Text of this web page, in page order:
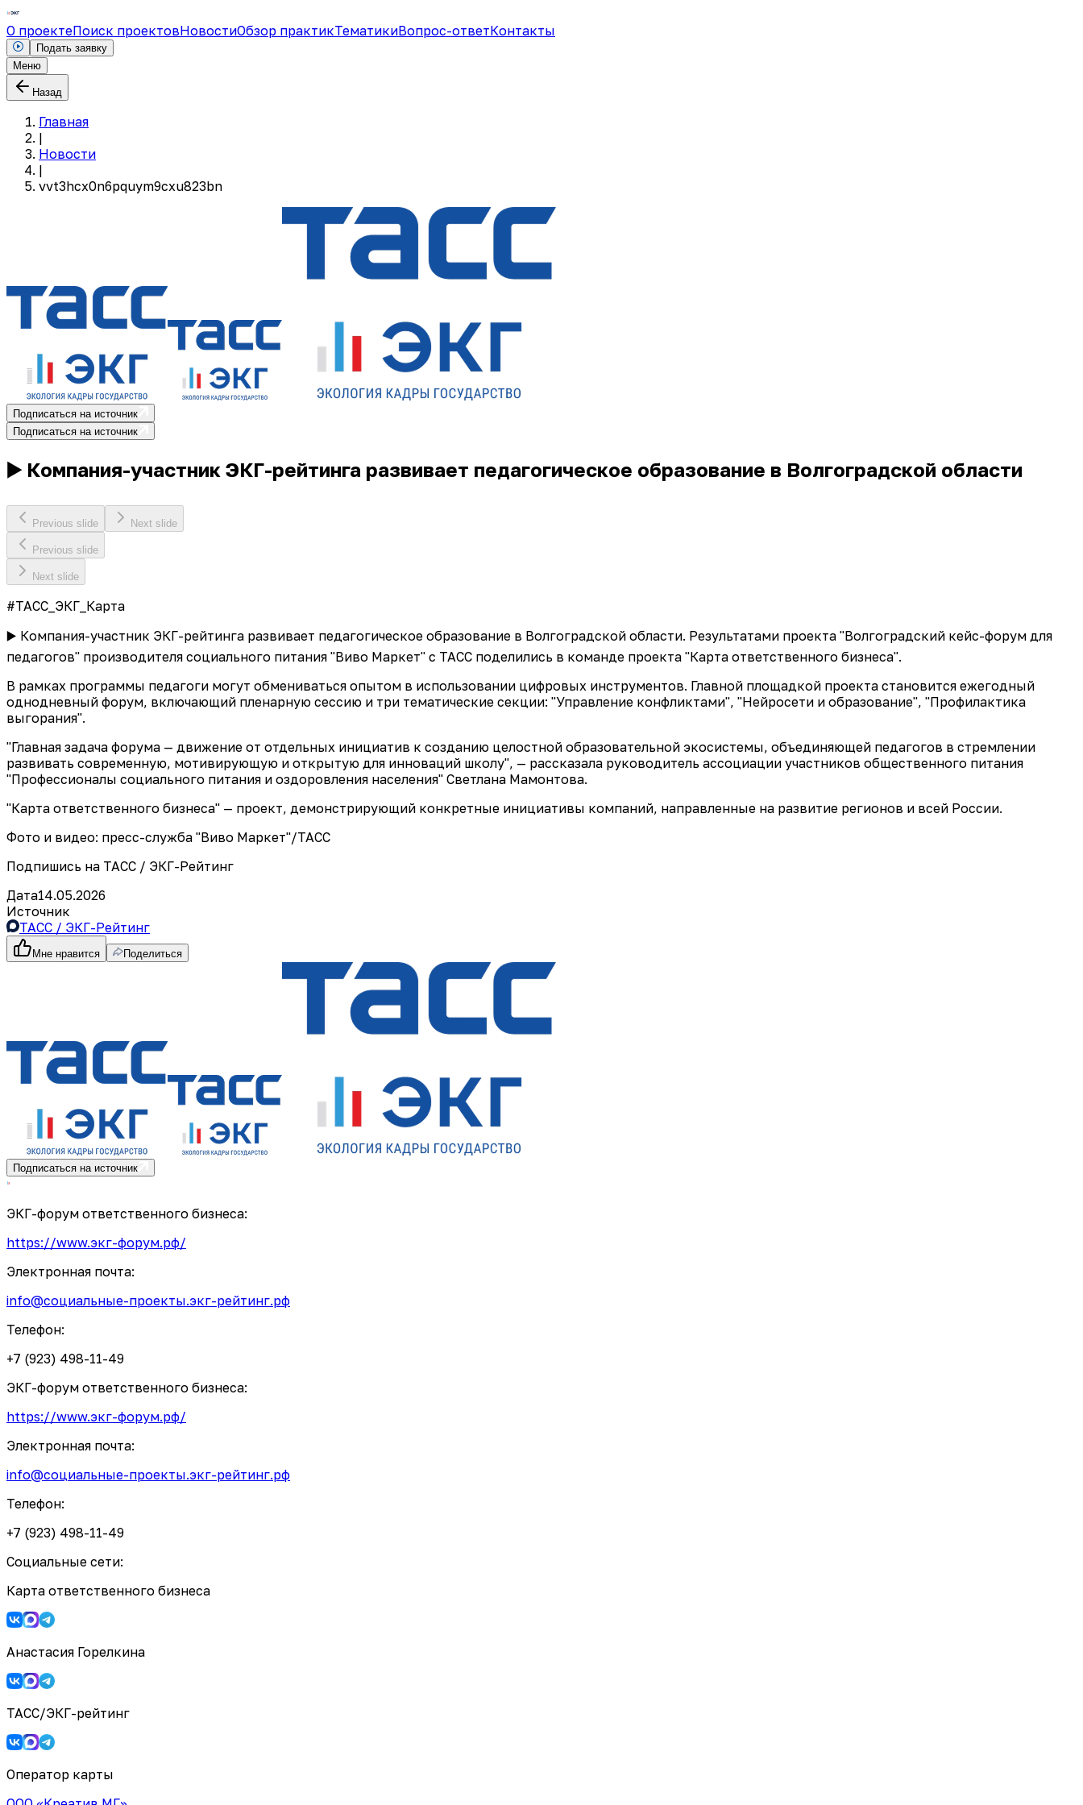
О проектеПоиск проектовНовостиОбзор практикТематикиВопрос-ответКонтакты
Подать заявку
Меню
Назад
Главная
|
Новости
|
vvt3hcx0n6pquym9cxu823bn
Подписаться на источник
Подписаться на источник
▶️ Компания-участник ЭКГ-рейтинга развивает педагогическое образование в Волгоградской области
Previous slide Next slide
Previous slide
Next slide
#ТАСС_ЭКГ_Карта
▶️ Компания-участник ЭКГ-рейтинга развивает педагогическое образование в Волгоградской области. Результатами проекта "Волгоградский кейс-форум для
педагогов" производителя социального питания "Виво Маркет" с ТАСС поделились в команде проекта "Карта ответственного бизнеса".
В рамках программы педагоги могут обмениваться опытом в использовании цифровых инструментов. Главной площадкой проекта становится ежегодный
однодневный форум, включающий пленарную сессию и три тематические секции: "Управление конфликтами", "Нейросети и образование", "Профилактика
выгорания".
"Главная задача форума — движение от отдельных инициатив к созданию целостной образовательной экосистемы, объединяющей педагогов в стремлении
развивать современную, мотивирующую и открытую для инноваций школу", — рассказала руководитель ассоциации участников общественного питания
"Профессионалы социального питания и оздоровления населения" Светлана Мамонтова.
"Карта ответственного бизнеса" — проект, демонстрирующий конкретные инициативы компаний, направленные на развитие регионов и всей России.
Фото и видео: пресс-служба "Виво Маркет"/ТАСС
Подпишись на ТАСС / ЭКГ-Рейтинг
Дата14.05.2026
Источник
ТАСС / ЭКГ-Рейтинг
Мне нравится Поделиться
Подписаться на источник
ЭКГ-форум ответственного бизнеса:
https://www.экг-форум.рф/
Электронная почта:
info@социальные-проекты.экг-рейтинг.рф
Телефон:
+7 (923) 498-11-49
ЭКГ-форум ответственного бизнеса:
https://www.экг-форум.рф/
Электронная почта:
info@социальные-проекты.экг-рейтинг.рф
Телефон:
+7 (923) 498-11-49
Социальные сети:
Карта ответственного бизнеса
Анастасия Горелкина
ТАСС/ЭКГ-рейтинг
Оператор карты